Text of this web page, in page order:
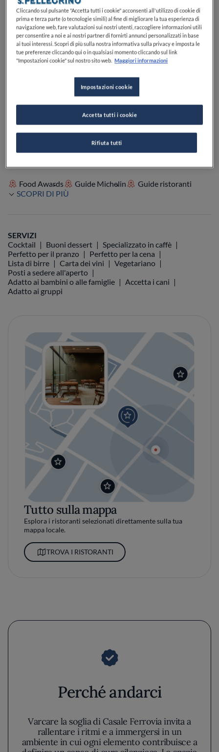
0 0 0
Via Stazione, 172012OstuniBRItalia
VEDI SULLA MAPPA +39 0831 990025
Food Awards Guide Michelin
Guide ristoranti
SCOPRI DI PIÙ
SERVIZI
Cocktail
Buoni dessert
Specializzato in caffè
Perfetto per il pranzo
Perfetto per la cena
Lista di birre
Carta dei vini
Vegetariano
Posti a sedere all'aperto
Adatto ai bambini o alle famiglie
Accetta i cani
Adatto ai gruppi
Tutto sulla mappa
Esplora i ristoranti selezionati direttamente sulla tua
mappa locale.
TROVA I RISTORANTI
Perché andarci
Varcare la soglia di Casale Ferrovia invita a
rallentare i ritmi e a immergersi in un
ambiente in cui ogni elemento contribuisce a
Cliccando sul pulsante "Accetta tutti i cookie" acconsenti all'utilizzo di cookie di
prima e terza parte (o tecnologie simili) al fine di migliorare la tua esperienza di
navigazione web, fare valutazioni sui nostri utenti, raccogliere informazioni utili
per consentire a noi e ai nostri partner di fornirti annunci personalizzati in base
ai tuoi interessi. Scopri di più sulla nostra informativa sulla privacy e imposta le
tue preferenze cliccando qui o in qualsiasi momento cliccando sul link
"Impostazioni cookie" sul nostro sito web. Maggiori informazioni
Impostazioni cookie
Rifiuta tutti
Accetta tutti i cookie